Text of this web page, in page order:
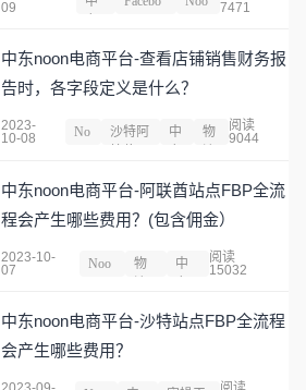
09
7471
中东noon电商平台-查看店铺销售财务报
告时，各字段定义是什么？
2023-
10-08
No
沙特阿
中
物
阅读
9044
中东noon电商平台-阿联酋站点FBP全流
程会产生哪些费用？(包含佣金）
2023-10-
07
Noo
物
中
阅读
15032
中东noon电商平台-沙特站点FBP全流程
会产生哪些费用？